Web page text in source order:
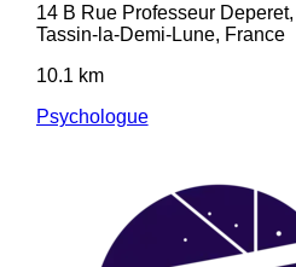
14 B Rue Professeur
Tassin-la-Demi-Lune, France
10.1 km
Psychologue